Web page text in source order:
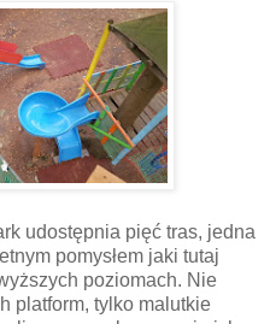
udostępnia pięć tras, jedna
pomysłem jaki tutaj
poziomach. Nie
platform, tylko malutkie